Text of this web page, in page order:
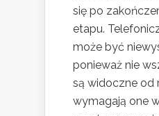
się po
etapu.
może być
ponieważ nie
są widoczne od
wymagają one